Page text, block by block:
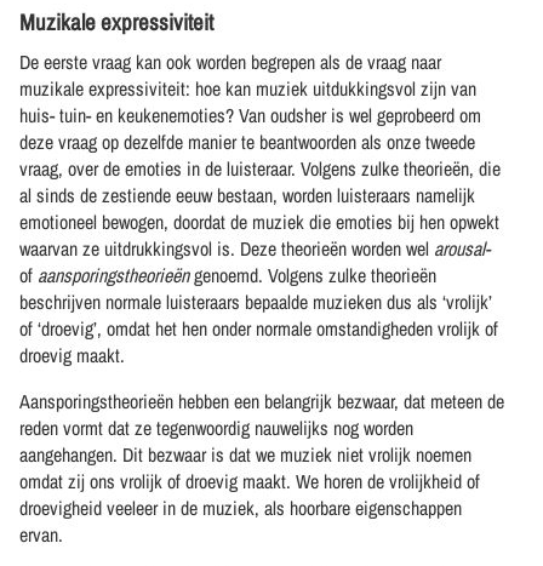
Muzikale expressiviteit
De eerste vraag kan ook worden begrepen als de vraag naar
muzikale expressiviteit: hoe kan muziek uitdukkingsvol zijn van
huis- tuin- en keukenemoties? Van oudsher is wel geprobeerd om
deze vraag op dezelfde manier te beantwoorden als onze tweede
vraag, over de emoties in de luisteraar. Volgens zulke theorieën, die
al sinds de zestiende eeuw bestaan, worden luisteraars namelijk
emotioneel bewogen, doordat de muziek die emoties bij hen opwekt
waarvan ze uitdrukkingsvol is. Deze theorieën worden wel arousal-
of aansporingstheorieëngenoemd. Volgens zulke theorieën
beschrijven normale luisteraars bepaalde muzieken dus als ‘vrolijk’
of ‘droevig’, omdat het hen onder normale omstandigheden vrolijk of
droevig maakt.
Aansporingstheorieën hebben een belangrijk bezwaar, dat meteen de
reden vormt dat ze tegenwoordig nauwelijks nog worden
aangehangen. Dit bezwaar is dat we muziek niet vrolijk noemen
omdat zij ons vrolijk of droevig maakt. We horen de vrolijkheid of
droevigheid veeleer in de muziek, als hoorbare eigenschappen
ervan.